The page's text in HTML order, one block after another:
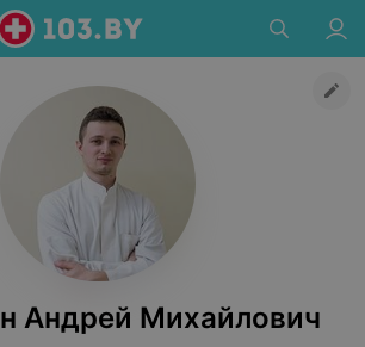
Андрей Михайлович